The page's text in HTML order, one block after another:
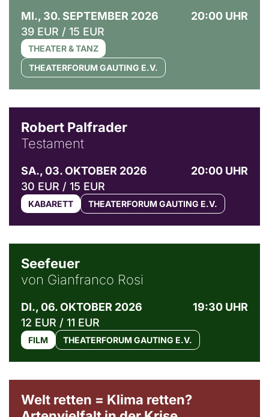
MI., 30. SEPTEMBER 2026
20:00 UHR
39 EUR / 15 EUR
THEATER & TANZ
THEATERFORUM GAUTING E.V.
Robert Palfrader
Testament
SA., 03. OKTOBER 2026
20:00 UHR
30 EUR / 15 EUR
KABARETT THEATERFORUM GAUTING E.V.
Seefeuer
von Gianfranco Rosi
DI., 06. OKTOBER 2026
19:30 UHR
12 EUR / 11 EUR
FILM THEATERFORUM GAUTING E.V.
Welt retten = Klima retten?